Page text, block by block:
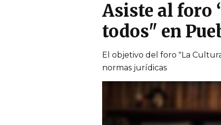
Asiste al foro
todos" en
El objetivo del foro "La
normas jurídicas